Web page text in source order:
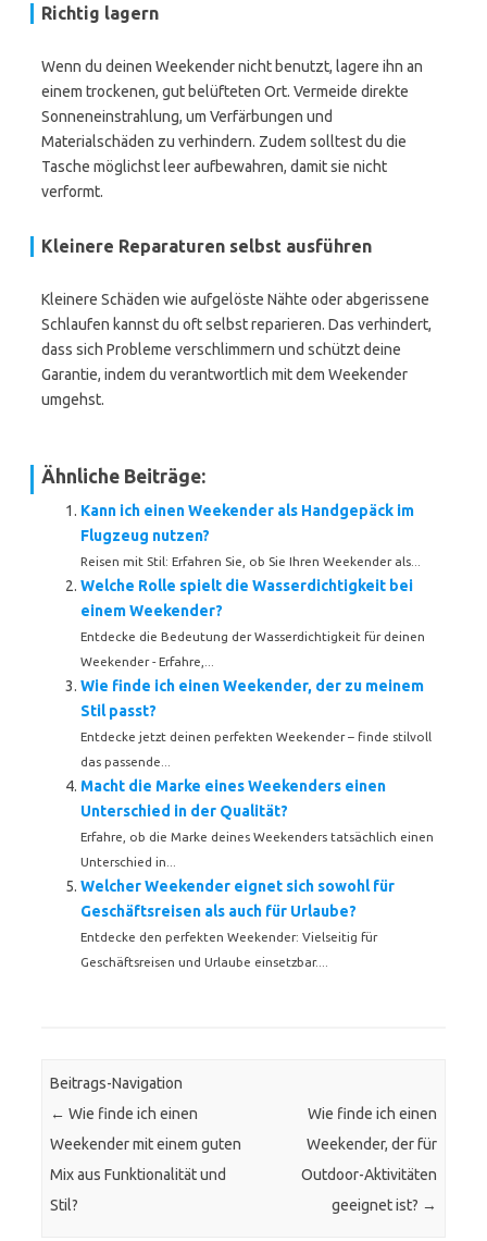
Richtig lagern
Wenn du deinen Weekender nicht benutzt, lagere ihn an
einem trockenen, gut belüfteten Ort. Vermeide direkte
Sonneneinstrahlung, um Verfärbungen und
Materialschäden zu verhindern. Zudem solltest du die
Tasche möglichst leer aufbewahren, damit sie nicht
verformt.
Kleinere Reparaturen selbst ausführen
Kleinere Schäden wie aufgelöste Nähte oder abgerissene
Schlaufen kannst du oft selbst reparieren. Das verhindert,
dass sich Probleme verschlimmern und schützt deine
Garantie, indem du verantwortlich mit dem Weekender
umgehst.
Ähnliche Beiträge:
Kann ich einen Weekender als Handgepäck im
Flugzeug nutzen?
Reisen mit Stil: Erfahren Sie, ob Sie Ihren Weekender als...
Welche Rolle spielt die Wasserdichtigkeit bei
einem Weekender?
Entdecke die Bedeutung der Wasserdichtigkeit für deinen
Weekender - Erfahre,...
Wie finde ich einen Weekender, der zu meinem
Stil passt?
Entdecke jetzt deinen perfekten Weekender – finde stilvoll
das passende...
Macht die Marke eines Weekenders einen
Unterschied in der Qualität?
Erfahre, ob die Marke deines Weekenders tatsächlich einen
Unterschied in...
Welcher Weekender eignet sich sowohl für
Geschäftsreisen als auch für Urlaube?
Entdecke den perfekten Weekender: Vielseitig für
Geschäftsreisen und Urlaube einsetzbar....
Beitrags-Navigation
← Wie finde ich einen
Weekender mit einem guten
Mix aus Funktionalität und
Stil?
Wie finde ich einen
Weekender, der für
Outdoor-Aktivitäten
geeignet ist? →